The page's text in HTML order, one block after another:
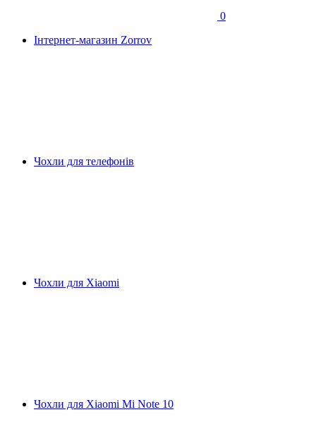
0
Інтернет-магазин Zorrov
Чохли для телефонів
Чохли для Xiaomi
Чохли для Xiaomi Mi Note 10